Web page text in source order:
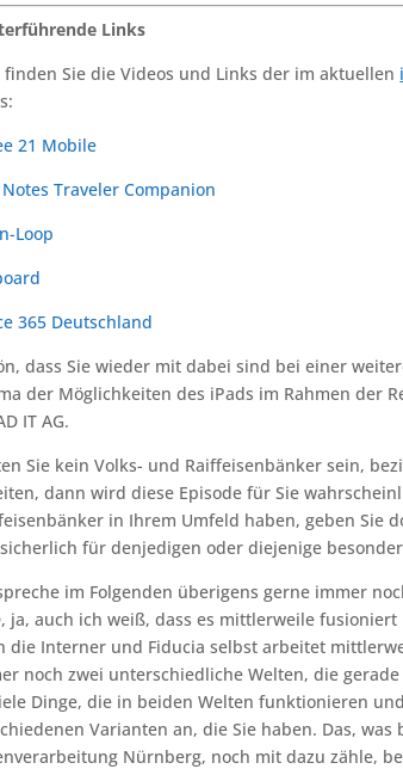
Links
finden Sie die Videos und Links der im aktuellen
21 Mobile
Traveler Companion
Loop
365 Deutschland
dass Sie wieder mit dabei sind bei einer
der Möglichkeiten des iPads im Rahmen der
IT AG.
Sie kein Volks- und Raiffeisenbänker sein,
dann wird diese Episode für Sie
in Ihrem Umfeld haben, geben Sie
für denjedigen oder diejenige
im Folgenden überigens gerne immer
ja, auch ich weiß, dass es mittlerweile
die Interner und Fiducia selbst arbeitet
noch zwei unterschiedliche Welten, die
Dinge, die in beiden Welten funktionieren
Varianten an, die Sie haben. Das,
Nürnberg, noch mit dazu zähle,